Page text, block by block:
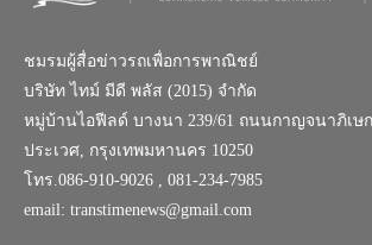
ชมรมผู้สื่อข่าวรถเพื่อการพาณิชย์
บริษัท ไทม์ มีดี พลัส (2015) จำกัด
หมู่บ้านไอฟีลด์ บางนา 239/61 ถนนกาญจนาภิเษ
ประเวศ, กรุงเทพมหานคร 10250
โทร.086-910-9026 , 081-234-7985
email: transtimenews@gmail.com